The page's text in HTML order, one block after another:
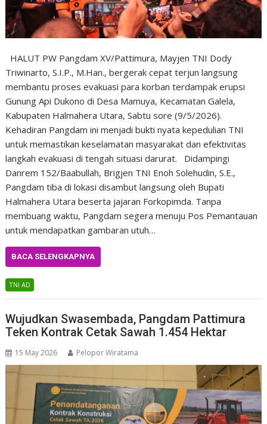
HALUT PW Pangdam XV/Pattimura, Mayjen TNI Dody
Triwinarto, S.I.P., M.Han., bergerak cepat terjun langsung
membantu proses evakuasi para korban terdampak erupsi
Gunung Api Dukono di Desa Mamuya, Kecamatan Galela,
Kabupaten Halmahera Utara, Sabtu sore (9/5/2026).
Kehadiran Pangdam ini menjadi bukti nyata kepedulian TNI
untuk memastikan keselamatan masyarakat dan efektivitas
langkah evakuasi di tengah situasi darurat. Didampingi
Danrem 152/Baabullah, Brigjen TNI Enoh Solehudin, S.E.,
Pangdam tiba di lokasi disambut langsung oleh Bupati
Halmahera Utara beserta jajaran Forkopimda. Tanpa
membuang waktu, Pangdam segera menuju Pos Pemantauan
untuk mendapatkan gambaran utuh…
BACA SELENGKAPNYA
TNI AD
Wujudkan Swasembada, Pangdam Pattimura
Teken Kontrak Cetak Sawah 1.454 Hektar
15 May 2026 Pelopor Wiratama